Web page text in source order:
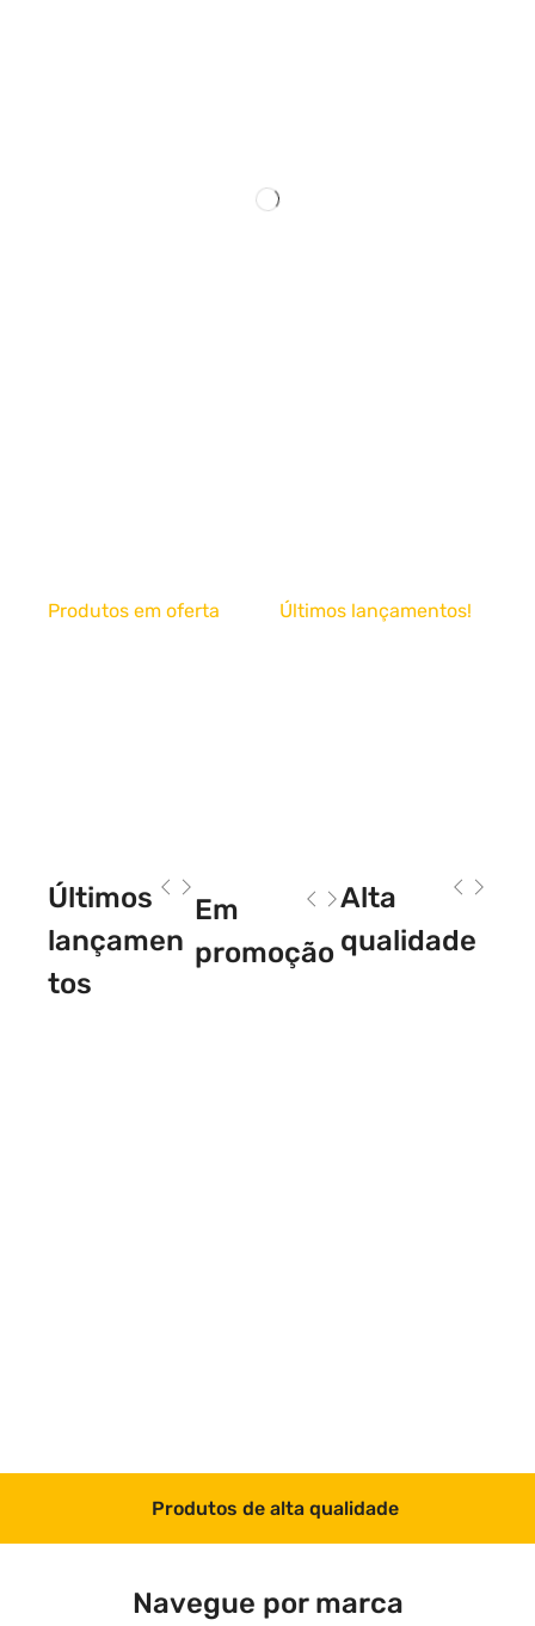
Produtos em oferta Últimos lançamentos!
Últimos
lançamen
tos
Em
promoção
Alta
qualidade
Produtos de alta qualidade
Navegue por marca